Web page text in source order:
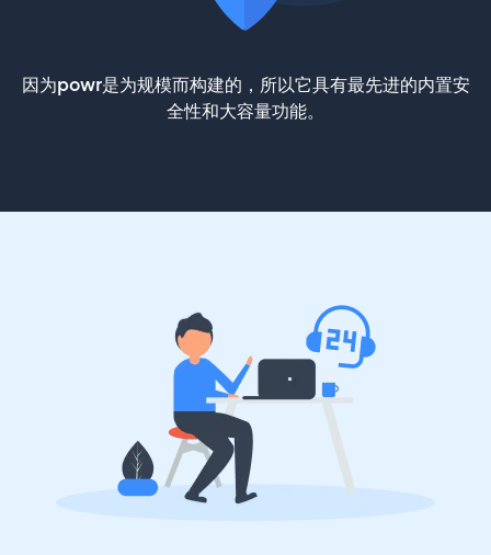
因为powr是为规模而构建的，所以它具有最先进的内置安
全性和大容量功能。